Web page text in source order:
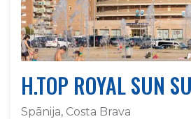
H.TOP ROYAL SUN
Spānija, Costa Brava